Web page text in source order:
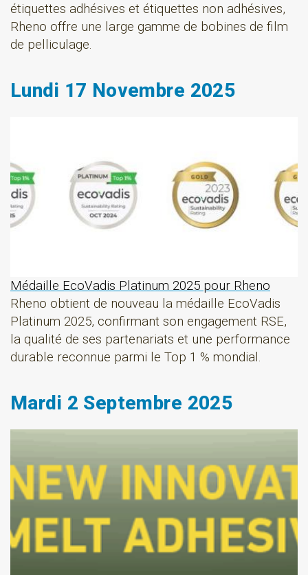
étiquettes adhésives et étiquettes non adhésives,
Rheno offre une large gamme de bobines de film
de pelliculage.
Lundi 17 Novembre 2025
Médaille EcoVadis Platinum 2025 pour Rheno
Rheno obtient de nouveau la médaille EcoVadis
Platinum 2025, confirmant son engagement RSE,
la qualité de ses partenariats et une performance
durable reconnue parmi le Top 1 % mondial.
Mardi 2 Septembre 2025